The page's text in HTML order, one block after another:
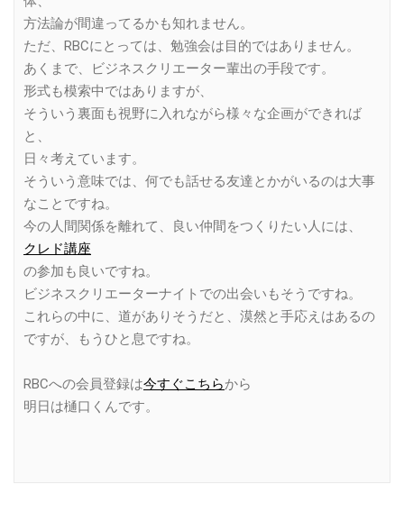
方法論が間違ってるかも知れません。
ただ、RBCにとっては、勉強会は目的ではありません。
あくまで、ビジネスクリエーター輩出の手段です。
形式も模索中ではありますが、
そういう裏面も視野に入れながら様々な企画ができれば
と、
日々考えています。
そういう意味では、何でも話せる友達とかがいるのは大事
なことですね。
今の人間関係を離れて、良い仲間をつくりたい人には、
クレド講座
の参加も良いですね。
ビジネスクリエーターナイトでの出会いもそうですね。
これらの中に、道がありそうだと、漠然と手応えはあるの
ですが、もうひと息ですね。
RBCへの会員登録は今すぐこちらから
明日は樋口くんです。